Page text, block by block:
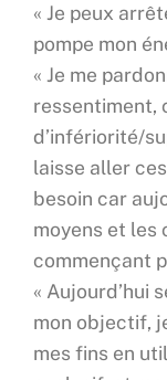
« Je peux
pompe mon
« Je me
ressentiment,
d’infériorité/
laisse aller
besoin car
moyens et les
commençant
« Aujourd’hui
mon objectif,
mes fins en